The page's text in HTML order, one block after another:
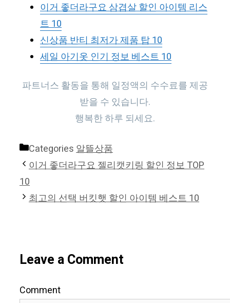
이거 좋더라구요 삼겹살 할인 아이템 리스
트 10
신상품 반티 최저가 제품 탑 10
세일 아기옷 인기 정보 베스트 10
파트너스 활동을 통해 일정액의 수수료를 제공
받을 수 있습니다.
행복한 하루 되세요.
Categories알뜰상품
이거 좋더라구요 젤리캣키링 할인 정보 TOP
10
최고의 선택 버킷햇 할인 아이템 베스트 10
Leave a Comment
Comment